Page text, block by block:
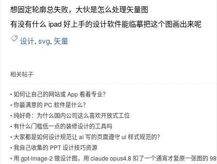
想固定轮廓总失败，大伙是怎么处理矢量图
有没有什么 ipad 好上手的设计软件能临摹把这个图画出来呢
设计, svg, 矢量
相关帖子
•如何让自己的网站或 App 看着专业？
•你最满意的 PC 软件是什么？
•纯好奇：为什么国内公司这么喜欢开放式工位
•有什么门槛低一点的装修设计的工具吗
•大家都是如何设计规范让 ai 写的页面遵守 ui 样式规范的？
•我自己收集的 PPT 设计技巧资源
• 用 gpt-image-2 做设计图，用 claude opus4.8 扣了一个通宵才复原一张图的